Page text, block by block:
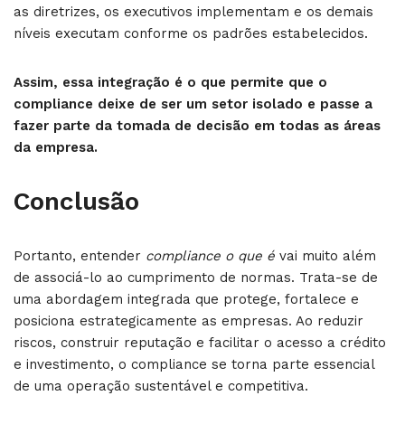
as diretrizes, os executivos implementam e os demais
níveis executam conforme os padrões estabelecidos.
Assim, essa integração é o que permite que o
compliance deixe de ser um setor isolado e passe a
fazer parte da tomada de decisão em todas as áreas
da empresa.
Conclusão
Portanto, entender compliance o que é vai muito além
de associá-lo ao cumprimento de normas. Trata-se de
uma abordagem integrada que protege, fortalece e
posiciona estrategicamente as empresas. Ao reduzir
riscos, construir reputação e facilitar o acesso a crédito
e investimento, o compliance se torna parte essencial
de uma operação sustentável e competitiva.